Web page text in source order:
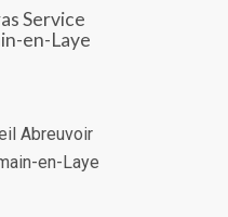
Service
en-Laye
Abreuvoir
en-Laye